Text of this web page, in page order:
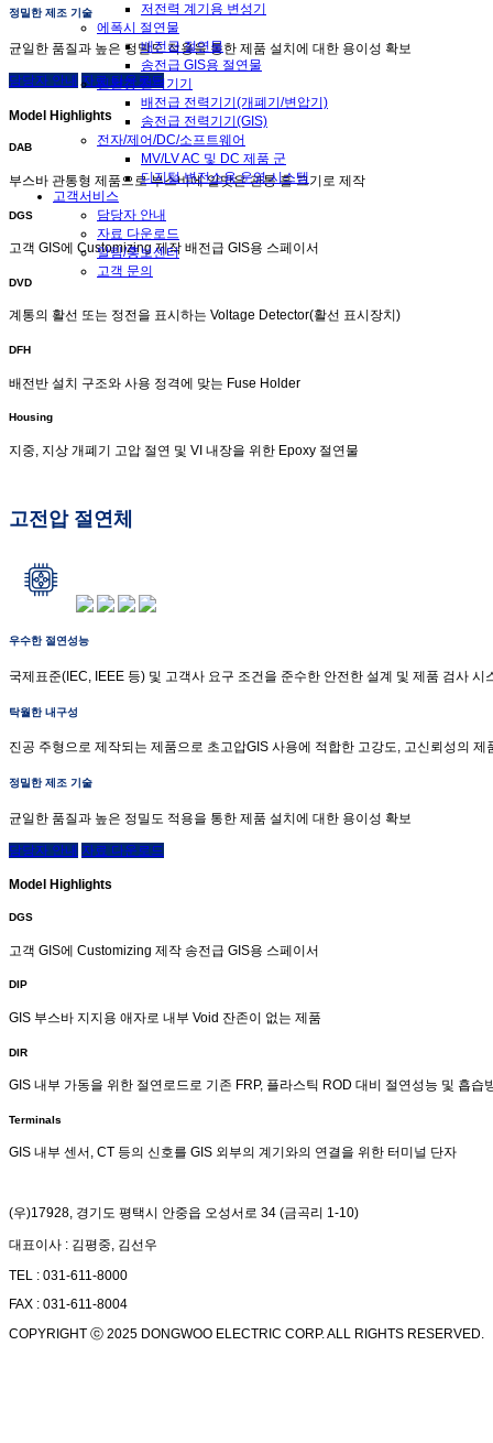
저전력 계기용 변성기
에폭시 절연물
배전급 절연물
송전급 GIS용 절연물
친환경 전력기기
배전급 전력기기(개폐기/변압기)
송전급 전력기기(GIS)
전자/제어/DC/소프트웨어
MV/LV AC 및 DC 제품 군
디지털 변전소용 운영 시스템
고객서비스
담당자 안내
자료 다운로드
알림/홍보센터
고객 문의
정밀한 제조 기술
균일한 품질과 높은 정밀도 적용을 통한 제품 설치에 대한 용이성 확보
담당자 안내 자료 다운로드
Model Highlights
DAB
부스바 관통형 제품으로 부스바에 알맞은 관통 홀 크기로 제작
DGS
고객 GIS에 Customizing 제작 배전급 GIS용 스페이서
DVD
계통의 활선 또는 정전을 표시하는 Voltage Detector(활선 표시장치)
DFH
배전반 설치 구조와 사용 정격에 맞는 Fuse Holder
Housing
지중, 지상 개폐기 고압 절연 및 VI 내장을 위한 Epoxy 절연물
고전압 절연체
우수한 절연성능
국제표준(IEC, IEEE 등) 및 고객사 요구 조건을 준수한 안전한 설계 및 제품 검사 시
탁월한 내구성
진공 주형으로 제작되는 제품으로 초고압GIS 사용에 적합한 고강도, 고신뢰성의 제
정밀한 제조 기술
균일한 품질과 높은 정밀도 적용을 통한 제품 설치에 대한 용이성 확보
담당자 안내 자료 다운로드
Model Highlights
DGS
고객 GIS에 Customizing 제작 송전급 GIS용 스페이서
DIP
GIS 부스바 지지용 애자로 내부 Void 잔존이 없는 제품
DIR
GIS 내부 가동을 위한 절연로드로 기존 FRP, 플라스틱 ROD 대비 절연성능 및 흡습
Terminals
GIS 내부 센서, CT 등의 신호를 GIS 외부의 계기와의 연결을 위한 터미널 단자
(우)17928, 경기도 평택시 안중읍 오성서로 34 (금곡리 1-10)
대표이사 : 김평중, 김선우
TEL : 031-611-8000
FAX : 031-611-8004
COPYRIGHT ⓒ 2025 DONGWOO ELECTRIC CORP. ALL RIGHTS RESERVED.